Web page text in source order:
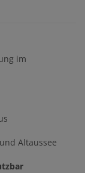
im
Altaussee